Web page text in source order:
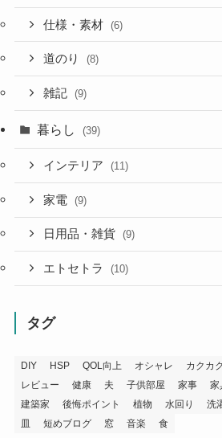
仕様・素材 (6)
道のり (8)
雑記 (9)
暮らし (39)
インテリア (11)
家電 (9)
日用品・雑貨 (9)
エトセトラ (10)
タグ
DIY HSP QOL向上 オシャレ カクカク
レビュー
健康 夫 子供部屋 家事 家
建築家
後悔ポイント 植物 水回り 洗
皿
短めブログ 窓 音楽 食